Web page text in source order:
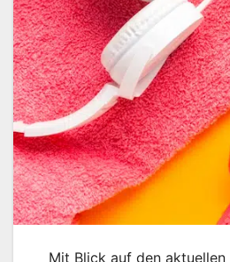
Mit Blick auf den aktuellen